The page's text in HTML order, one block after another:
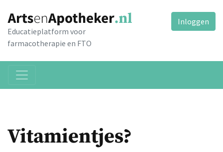
Educatieplatform voor
farmacotherapie en FTO
Inloggen
Vitamientjes?